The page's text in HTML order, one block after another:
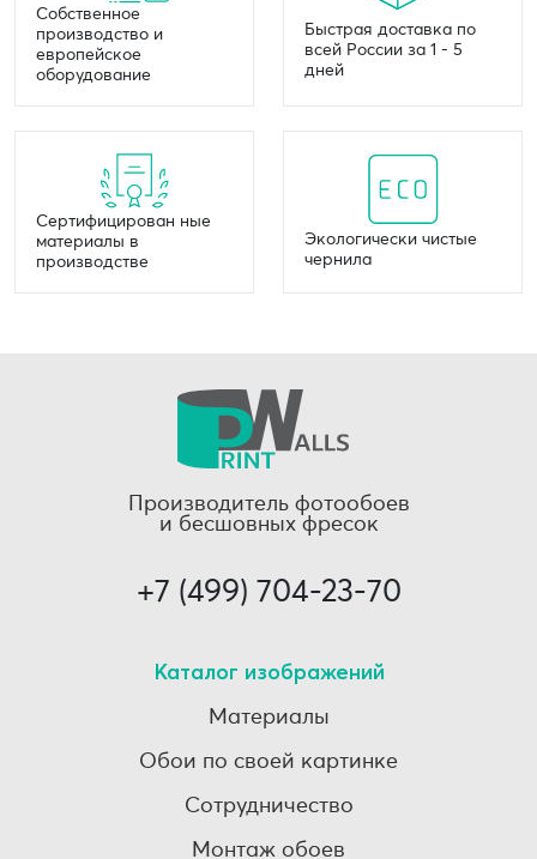
Собственное
производство и
европейское
оборудование
Быстрая доставка по
всей России за 1 - 5
дней
Сертифицирован ные
материалы в
производстве
Экологически чистые
чернила
Производитель фотообоев
и бесшовных фресок
+7 (499) 704-23-70
Каталог изображений
Материалы
Обои по своей картинке
Сотрудничество
Монтаж обоев